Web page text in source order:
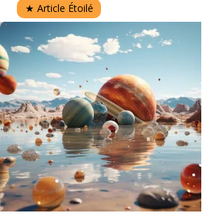
★ Article Étoilé